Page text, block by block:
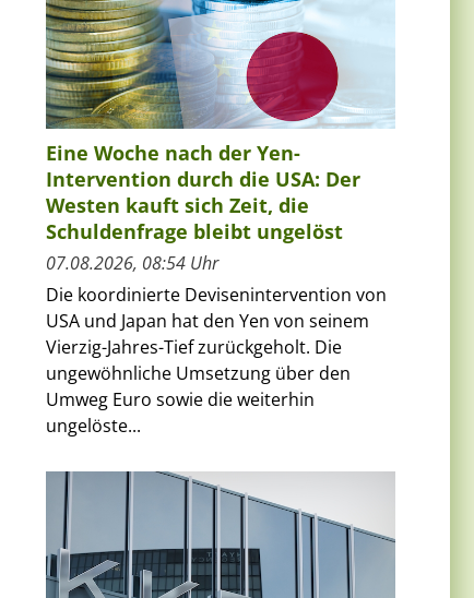
Eine Woche nach der Yen-
Intervention durch die USA: Der
Westen kauft sich Zeit, die
Schuldenfrage bleibt ungelöst
07.08.2026, 08:54 Uhr
Die koordinierte Devisenintervention von
USA und Japan hat den Yen von seinem
Vierzig-Jahres-Tief zurückgeholt. Die
ungewöhnliche Umsetzung über den
Umweg Euro sowie die weiterhin
ungelöste...